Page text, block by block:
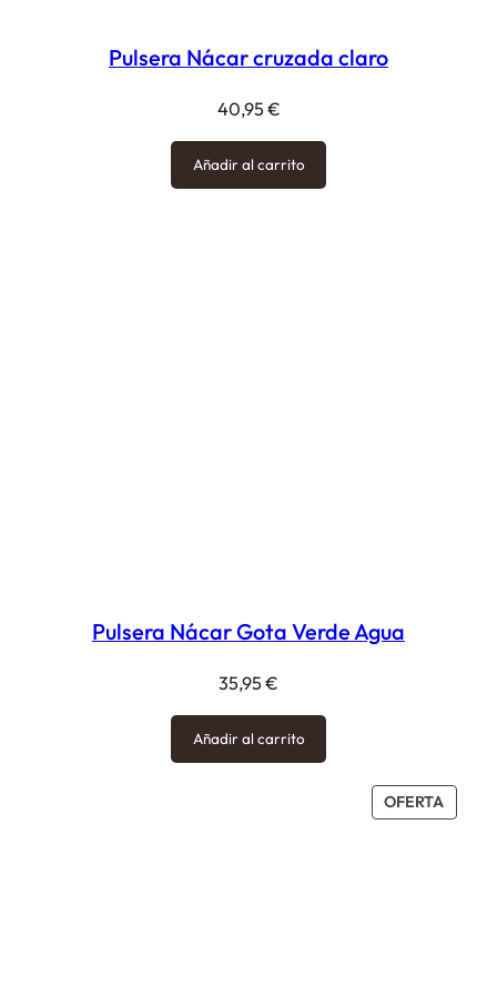
Pulsera Nácar cruzada claro
40,95€
Añadir al carrito
Pulsera Nácar Gota Verde Agua
35,95€
Añadir al carrito
OFERTA
EN